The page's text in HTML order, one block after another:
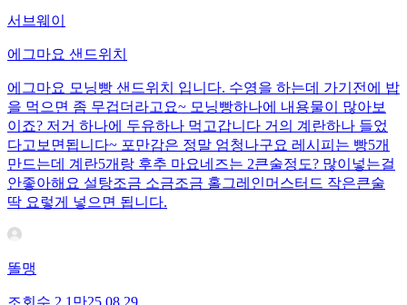
서브웨이
에그마요 샌드위치
에그마요 모닝빵 샌드위치 입니다. 수영을 하는데 가기전에 밥
을 먹으면 좀 무겁더라고요~ 모닝빵하나에 내용물이 많아보
이죠? 저거 하나에 두유하나 먹고갑니다 거의 계란하나 들었
다고보면됩니다~ 포만감은 정말 엄청나구요 레시피는 빵5개
만드는데 계란5개랑 후추 마요네즈는 2큰술정도? 많이넣는걸
안좋아해요 설탕조금 소금조금 홀그레인머스터드 작은큰술
딱 요렇게 넣으면 됩니다.
똘맹
조회수 2.1만25.08.29